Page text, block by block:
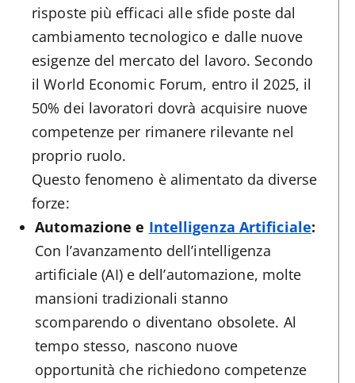
risposte più efficaci alle sfide poste dal
cambiamento tecnologico e dalle nuove
esigenze del mercato del lavoro. Secondo
il World Economic Forum, entro il 2025, il
50% dei lavoratori dovrà acquisire nuove
competenze per rimanere rilevante nel
proprio ruolo​.
Questo fenomeno è alimentato da diverse
forze:
Automazione e Intelligenza Artificiale:
Con l’avanzamento dell’intelligenza
artificiale (AI) e dell’automazione, molte
mansioni tradizionali stanno
scomparendo o diventano obsolete. Al
tempo stesso, nascono nuove
opportunità che richiedono competenze